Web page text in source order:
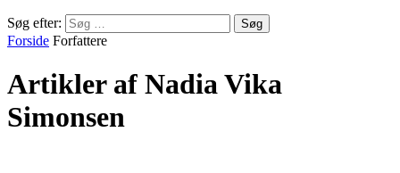
Søg efter:
Forside Forfattere
Artikler af Nadia Vika
Simonsen